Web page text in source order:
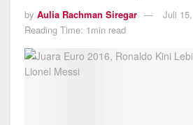
by Aulia Rachman Siregar
Juli
Reading Time: 1min read